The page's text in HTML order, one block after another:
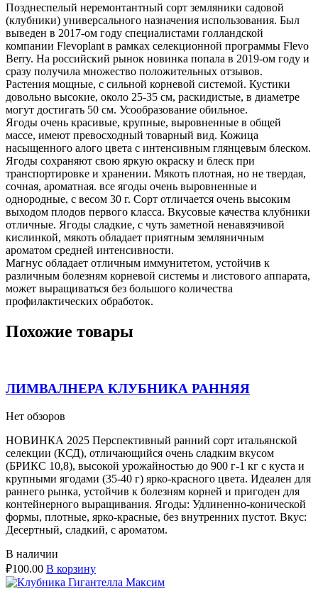
Позднеспелый неремонтантный сорт земляники садовой
(клубники) универсального назначения использования. Был
выведен в 2017-ом году специалистами голландской
компании Flevoplant в рамках селекционной программы Flevo
Berry. На российский рынок новинка попала в 2019-ом году и
сразу получила множество положительных отзывов.
Растения мощные, с сильной корневой системой. Кустики
довольно высокие, около 25-35 см, раскидистые, в диаметре
могут достигать 50 см. Усообразование обильное.
Ягоды очень красивые, крупные, выровненные в общей
массе, имеют превосходный товарный вид. Кожица
насыщенного алого цвета с интенсивным глянцевым блеском.
Ягоды сохраняют свою яркую окраску и блеск при
транспортировке и хранении. Мякоть плотная, но не твердая,
сочная, ароматная. все ягоды очень выровненные и
однородные, с весом 30 г. Сорт отличается очень высоким
выходом плодов первого класса. Вкусовые качества клубники
отличные. Ягоды сладкие, с чуть заметной ненавязчивой
кислинкой, мякоть обладает приятным земляничным
ароматом средней интенсивности.
Магнус обладает отличным иммунитетом, устойчив к
различным болезням корневой системы и листового аппарата,
может выращиваться без большого количества
профилактических обработок.
Похожие товары
ЛИМВАЛНЕРА КЛУБНИКА РАННЯЯ
Нет обзоров
НОВИНКА 2025 Перспективный ранний сорт итальянской
селекции (КСД), отличающийся очень сладким вкусом
(БРИКС 10,8), высокой урожайностью до 900 г-1 кг с куста и
крупными ягодами (35-40 г) ярко-красного цвета. Идеален для
раннего рынка, устойчив к болезням корней и пригоден для
контейнерного выращивания. Ягоды: Удлиненно-конической
формы, плотные, ярко-красные, без внутренних пустот. Вкус:
Десертный, сладкий, с ароматом.
В наличии
₽100.00 В корзину